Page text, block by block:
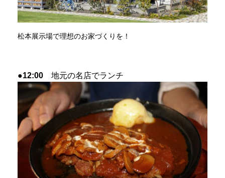
松本展示場で理想のお家づくりを！
●12:00 地元の名店でランチ